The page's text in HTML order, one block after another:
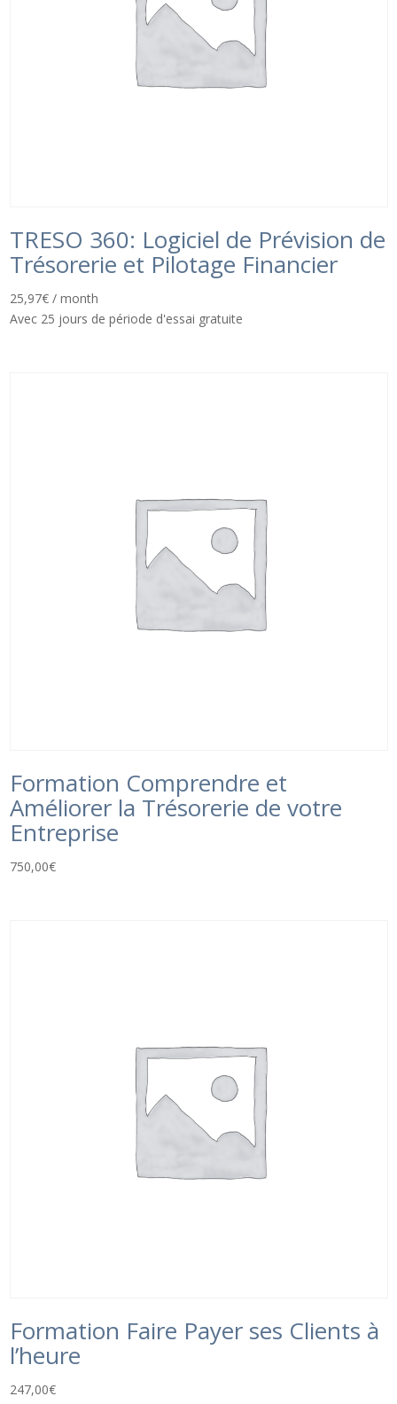
TRESO 360: Logiciel de Prévision de
Trésorerie et Pilotage Financier
25,97€ / month
Avec 25 jours de période d'essai gratuite
Formation Comprendre et
Améliorer la Trésorerie de votre
Entreprise
750,00€
Formation Faire Payer ses Clients à
l’heure
247,00€